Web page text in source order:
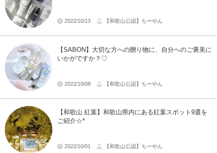
2022/10/13 【和歌山公認】ちーやん
【SABON】大切な方への贈り物に、自分へのご褒美に
いかがですか？♡
2022/10/08 【和歌山公認】ちーやん
【和歌山 紅葉】和歌山県内にある紅葉スポット9選を
ご紹介☆*
2022/10/01 【和歌山公認】ちーやん